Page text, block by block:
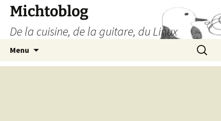
Aller
contenu
Michtoblog
De la cuisine, de la guitare, du Linux
Menu